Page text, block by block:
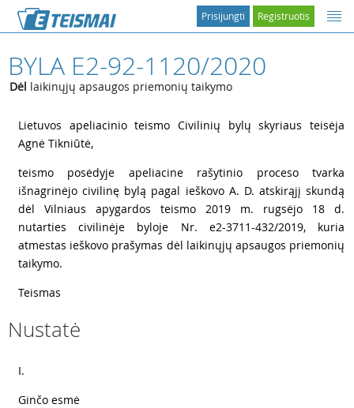
Registruotis
Prisijungti
BYLA E2-92-1120/2020
Dėl laikinųjų apsaugos priemonių taikymo
Lietuvos apeliacinio teismo Civilinių bylų skyriaus teisėja
Agnė Tikniūtė,
teismo posėdyje apeliacine rašytinio proceso tvarka
išnagrinėjo civilinę bylą pagal ieškovo A. D. atskirąjį skundą
dėl Vilniaus apygardos teismo 2019 m. rugsėjo 18 d.
nutarties civilinėje byloje Nr. e2-3711-432/2019, kuria
atmestas ieškovo prašymas dėl laikinųjų apsaugos priemonių
taikymo.
Teismas
Nustatė
I.
Ginčo esmė